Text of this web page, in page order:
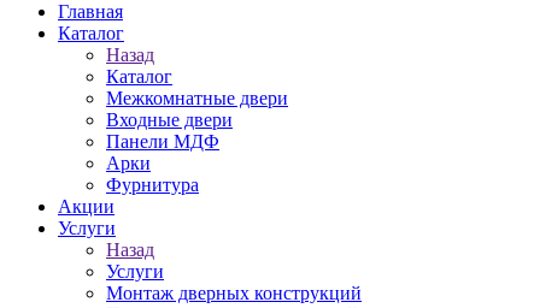
Главная
Каталог
Назад
Каталог
Межкомнатные двери
Входные двери
Панели МДФ
Арки
Фурнитура
Акции
Услуги
Назад
Услуги
Монтаж дверных конструкций